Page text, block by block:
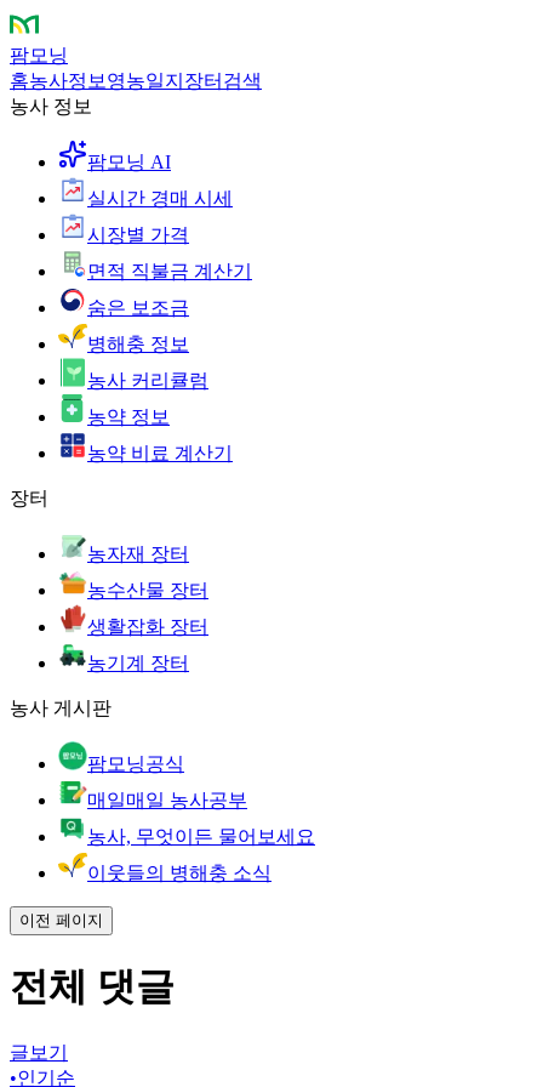
팜모닝
홈농사정보 영농일지 장터 검색
농사 정보
팜모닝 AI
실시간 경매 시세
시장별 가격
면적 직불금 계산기
숨은 보조금
병해충 정보
농사 커리큘럼
농약 정보
농약 비료 계산기
장터
농자재 장터
농수산물 장터
생활잡화 장터
농기계 장터
농사 게시판
팜모닝공식
매일매일 농사공부
농사, 무엇이든 물어보세요
이웃들의 병해충 소식
이전 페이지
전체 댓글
글보기
•인기순